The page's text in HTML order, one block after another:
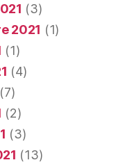
(3)
2021 (1)
(1)
(4)
(7)
(2)
(3)
(13)